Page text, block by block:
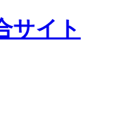
サイト